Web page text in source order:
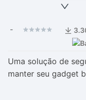
-
Uma solução de
manter seu gadget